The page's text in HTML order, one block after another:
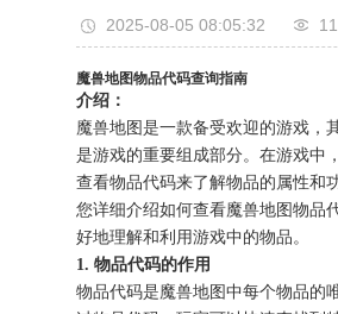
2025-08-05 08:05:32
魔兽地图物品代码查询指南
介绍：
魔兽地图是一款备受欢迎的游戏，
是游戏的重要组成部分。在游戏中
查看物品代码来了解物品的属性和
您详细介绍如何查看魔兽地图物品
好地理解和利用游戏中的物品。
1. 物品代码的作用
物品代码是魔兽地图中每个物品的